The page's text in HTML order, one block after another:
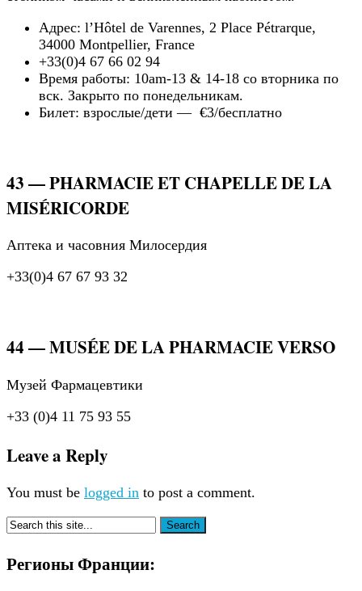
Адрес: l’Hôtel de Varennes, 2 Place Pétrarque,
34000 Montpellier, France
+33(0)4 67 66 02 94
Время работы: 10am-13 & 14-18 со вторника по
вск. Закрыто по понедельникам.
Билет: взрослые/дети — €3/бесплатно
43 — PHARMACIE ET CHAPELLE DE LA
MISÉRICORDE
Аптека и часовния Милосердия
+33(0)4 67 67 93 32
44 — MUSÉE DE LA PHARMACIE VERSO
Музей Фармацевтики
+33 (0)4 11 75 93 55
Leave a Reply
You must be logged in to post a comment.
Регионы Франции: